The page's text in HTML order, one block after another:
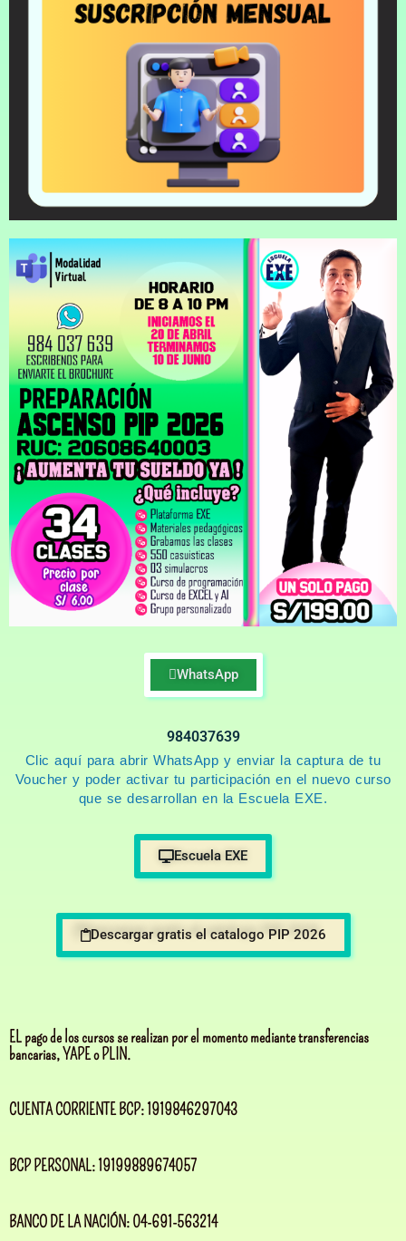
WhatsApp
984037639
Clic aquí para abrir WhatsApp y enviar la captura de tu
Voucher y poder activar tu participación en el nuevo curso
que se desarrollan en la Escuela EXE.
Escuela EXE
Descargar gratis el catalogo PIP 2026
EL pago de los cursos se realizan por el momento mediante transferencias
bancarias, YAPE o PLIN.
CUENTA CORRIENTE BCP: 1919846297043
BCP PERSONAL: 19199889674057
BANCO DE LA NACIÓN: 04-691-563214